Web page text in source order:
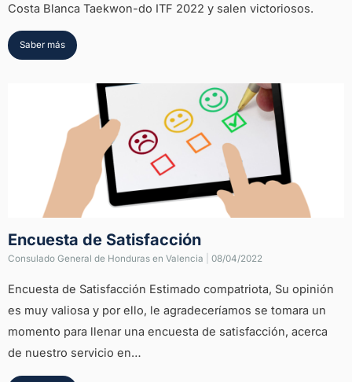
Costa Blanca Taekwon-do ITF 2022 y salen victoriosos.
Saber más
Encuesta de Satisfacción
Consulado General de Honduras en Valencia 08/04/2022
Encuesta de Satisfacción Estimado compatriota, Su opinión
es muy valiosa y por ello, le agradeceríamos se tomara un
momento para llenar una encuesta de satisfacción, acerca
de nuestro servicio en…